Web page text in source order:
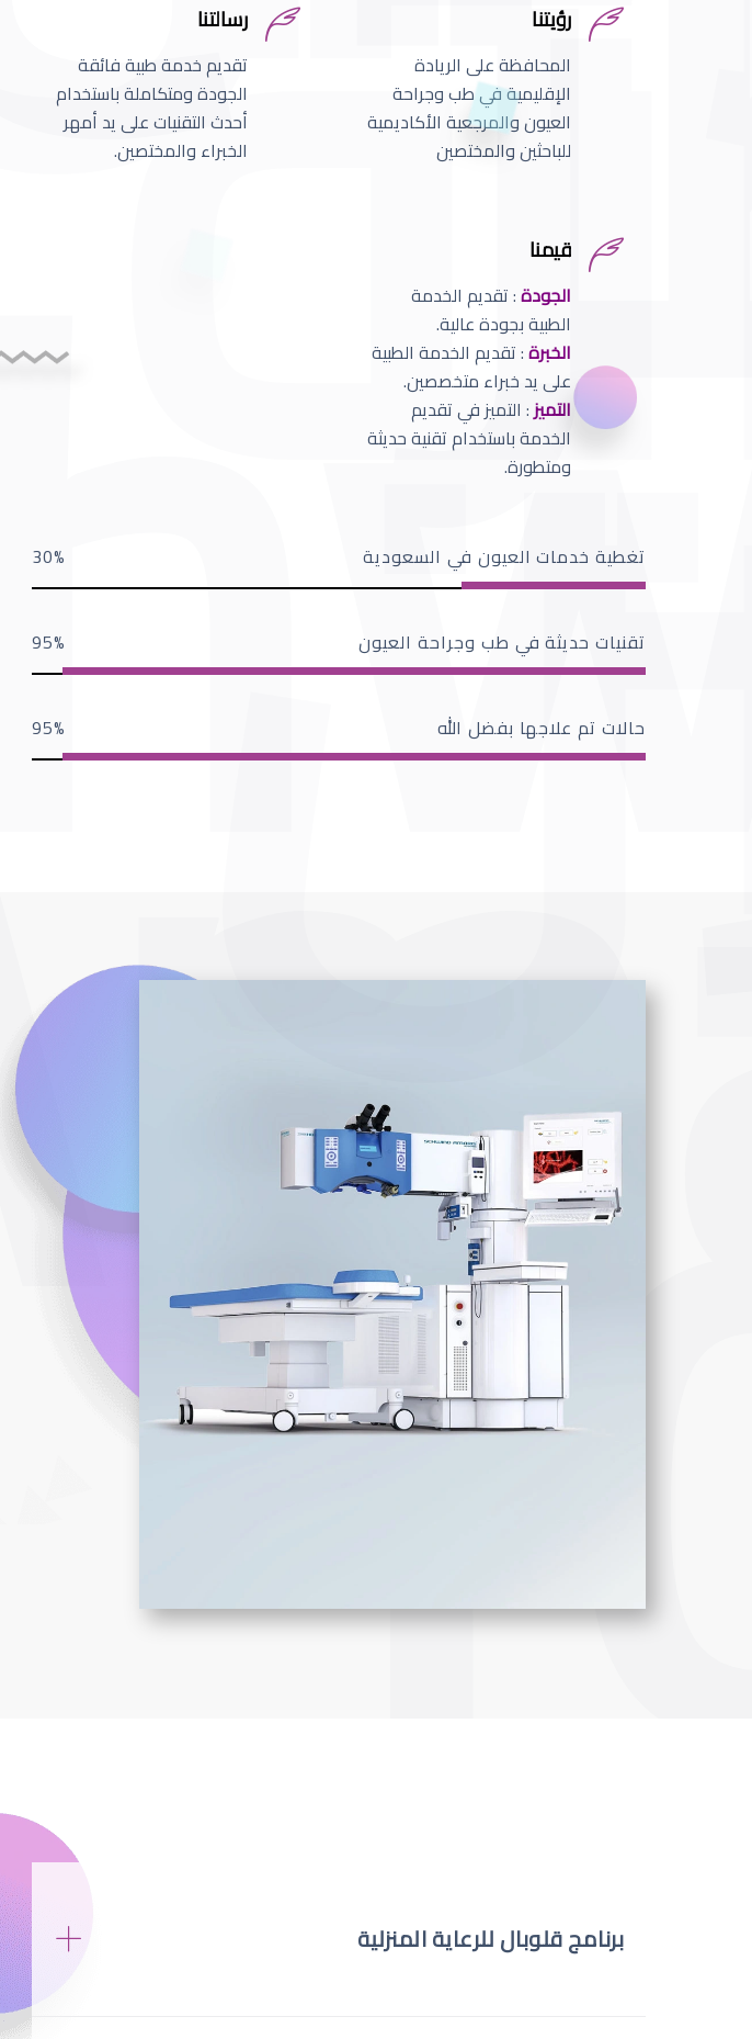
رؤيتنا
المحافظة على الريادة
الإقليمية في طب وجراحة
العيون والمرجعية الأكاديمية
للباحثين والمختصين
رسالتنا
تقديم خدمة طبية فائقة
الجودة ومتكاملة باستخدام
أحدث التقنيات على يد أمهر
الخبراء والمختصين.
قيمنا
الجودة: تقديم الخدمة
الطبية بجودة عالية.
الخبرة: تقديم الخدمة الطبية
على يد خبراء متخصصين.
التميز: التميز في تقديم
الخدمة باستخدام تقنية حديثة
ومتطورة.
تغطية خدمات العيون في السعودية 30
تقنيات حديثة في طب وجراحة العيون 95
حالات تم علاجها بفضل الله 95
برنامج قلوبال للرعاية المنزلية